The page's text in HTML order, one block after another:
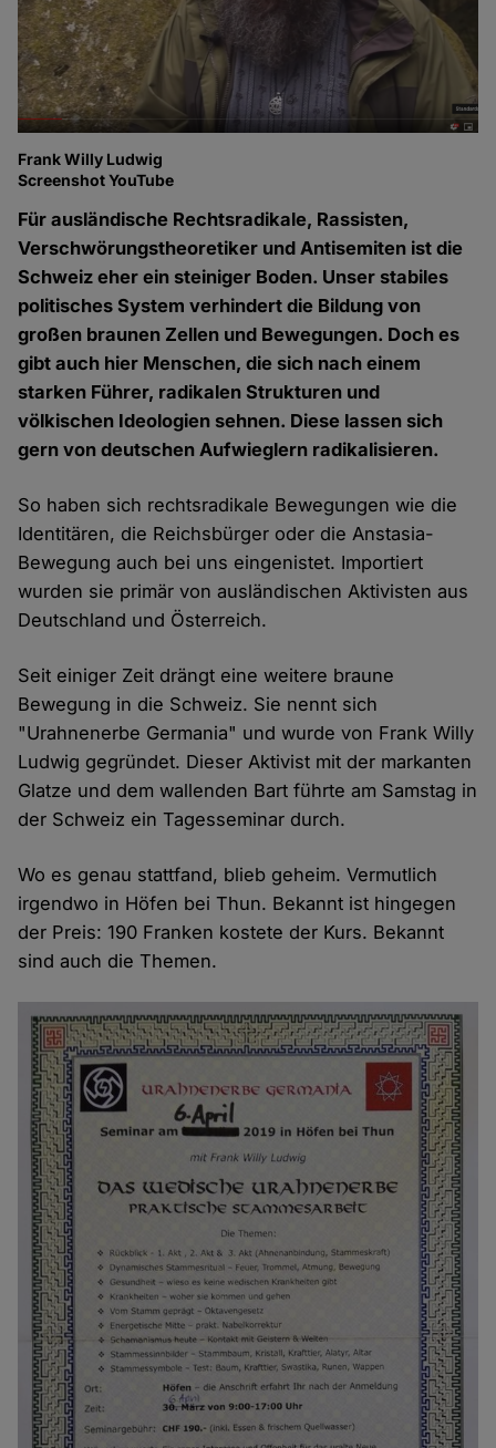
Frank Willy Ludwig
Screenshot YouTube
Für ausländische Rechtsradikale, Rassisten,
Verschwörungstheoretiker und Antisemiten ist die
Schweiz eher ein steiniger Boden. Unser stabiles
politisches System verhindert die Bildung von
großen braunen Zellen und Bewegungen. Doch es
gibt auch hier Menschen, die sich nach einem
starken Führer, radikalen Strukturen und
völkischen Ideologien sehnen. Diese lassen sich
gern von deutschen Aufwieglern radikalisieren.
So haben sich rechtsradikale Bewegungen wie die
Identitären, die Reichsbürger oder die Anstasia-
Bewegung auch bei uns eingenistet. Importiert
wurden sie primär von ausländischen Aktivisten aus
Deutschland und Österreich.
Seit einiger Zeit drängt eine weitere braune
Bewegung in die Schweiz. Sie nennt sich
"Urahnenerbe Germania" und wurde von Frank Willy
Ludwig gegründet. Dieser Aktivist mit der markanten
Glatze und dem wallenden Bart führte am Samstag in
der Schweiz ein Tagesseminar durch.
Wo es genau stattfand, blieb geheim. Vermutlich
irgendwo in Höfen bei Thun. Bekannt ist hingegen
der Preis: 190 Franken kostete der Kurs. Bekannt
sind auch die Themen.